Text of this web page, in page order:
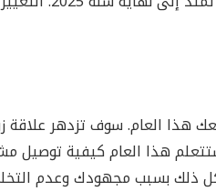
هذا العام. سوف تزدهر علاقة
هذا العام كيفية
ذلك بسبب مجهودك وعدم